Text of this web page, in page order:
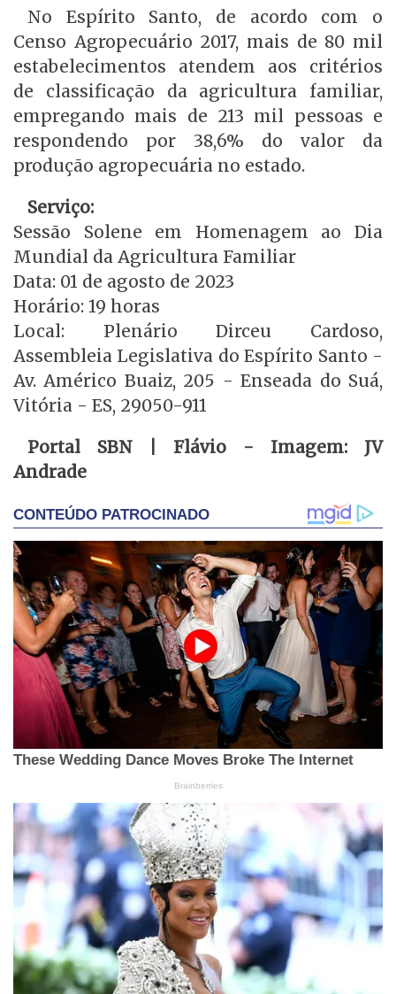
No Espírito Santo, de acordo com o
Censo Agropecuário 2017, mais de 80 mil
estabelecimentos atendem aos critérios
de classificação da agricultura familiar,
empregando mais de 213 mil pessoas e
respondendo por 38,6% do valor da
produção agropecuária no estado.
Serviço:
Sessão Solene em Homenagem ao Dia
Mundial da Agricultura Familiar
Data: 01 de agosto de 2023
Horário: 19 horas
Local: Plenário Dirceu Cardoso,
Assembleia Legislativa do Espírito Santo -
Av. Américo Buaiz, 205 - Enseada do Suá,
Vitória - ES, 29050-911
Portal SBN | Flávio - Imagem: JV
Andrade